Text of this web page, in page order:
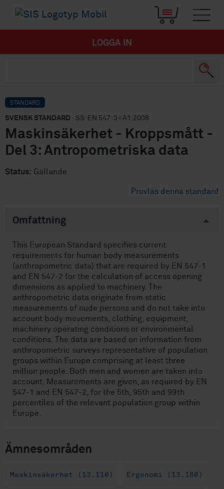
LOGGA IN
STANDARD
SVENSK STANDARD · SS-EN 547-3+A1:2008
Maskinsäkerhet - Kroppsmått -
Del 3: Antropometriska data
Status: Gällande
Provläs denna standard
Omfattning
This European Standard specifies current
requirements for human body measurements
(anthropometric data) that are required by EN 547-1
and EN 547-2 for the calculation of access opening
dimensions as applied to machinery. The
anthropometric data originate from static
measurements of nude persons and do not take into
account body movements, clothing, equipment,
machinery operating conditions or environmental
conditions. The data are based on information from
anthropometric surveys representative of population
groups within Europe comprising at least three
million people. Both men and women are taken into
account. Measurements are given, as required by EN
547-1 and EN 547-2, for the 5th, 95th and 99th
percentiles of the relevant population group within
Europe.
Ämnesområden
Maskinsäkerhet (13.110) Ergonomi (13.180)